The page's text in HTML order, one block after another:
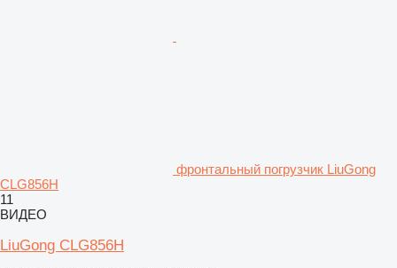
фронтальный погрузчик LiuGong
CLG856H
11
ВИДЕО
LiuGong CLG856H